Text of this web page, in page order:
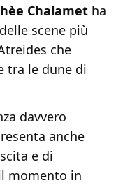
Chalamet ha
scene più
che
tra le dune di
davvero
anche
e di
momento in